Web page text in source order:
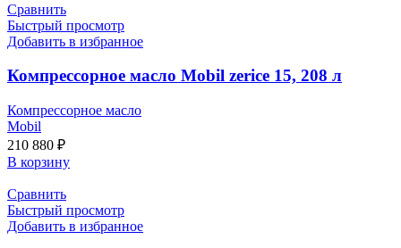
Сравнить
Быстрый просмотр
Добавить в избранное
Компрессорное масло Mobil zerice 15, 208 л
Компрессорное масло
Mobil
210 880 ₽
В корзину
Сравнить
Быстрый просмотр
Добавить в избранное